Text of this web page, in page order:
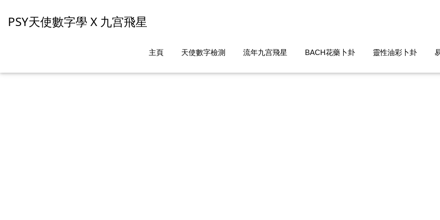
PSY天使數字學 X 九宫飛星
主頁 天使數字檢測 流年九宫飛星 BACH花藥卜卦 靈性油彩卜卦